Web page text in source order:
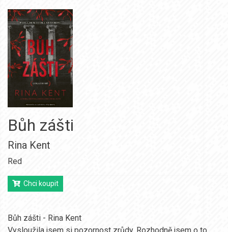
Bůh zášti
Rina Kent
Red
Chci koupit
Bůh zášti - Rina Kent